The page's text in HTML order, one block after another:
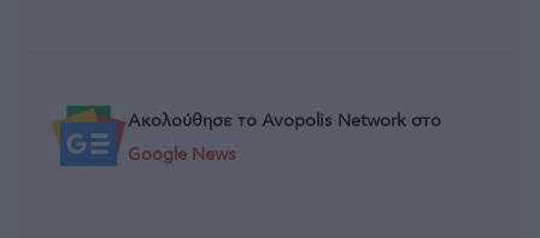
Ακολούθησε το Avopolis Network στο
Google News